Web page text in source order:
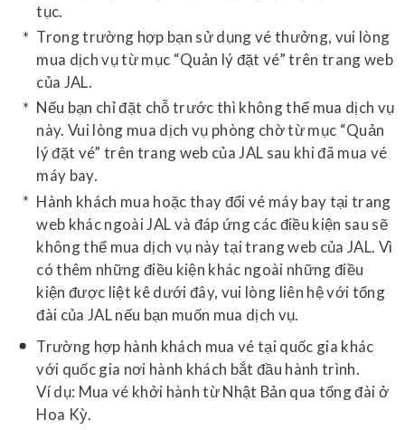
tục.
Trong trường hợp bạn sử dụng vé thưởng, vui lòng
mua dịch vụ từ mục “Quản lý đặt vé” trên trang web
của JAL.
Nếu bạn chỉ đặt chỗ trước thì không thể mua dịch vụ
này. Vui lòng mua dịch vụ phòng chờ từ mục “Quản
lý đặt vé” trên trang web của JAL sau khi đã mua vé
máy bay.
Hành khách mua hoặc thay đổi vé máy bay tại trang
web khác ngoài JAL và đáp ứng các điều kiện sau sẽ
không thể mua dịch vụ này tại trang web của JAL. Vì
có thêm những điều kiện khác ngoài những điều
kiện được liệt kê dưới đây, vui lòng liên hệ với tổng
đài của JAL nếu bạn muốn mua dịch vụ.
Trường hợp hành khách mua vé tại quốc gia khác
với quốc gia nơi hành khách bắt đầu hành trình.
Ví dụ: Mua vé khởi hành từ Nhật Bản qua tổng đài ở
Hoa Kỳ.